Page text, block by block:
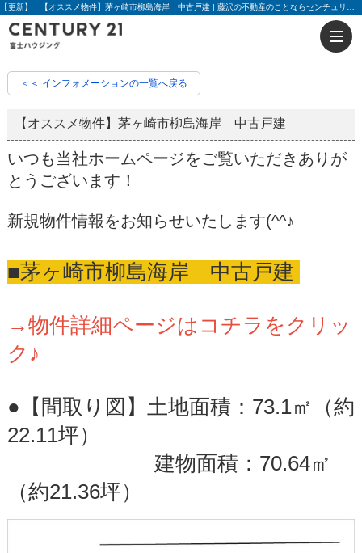
＜＜ インフォメーションの一覧へ戻る
【オススメ物件】茅ヶ崎市柳島海岸 中古戸建
いつも当社ホームページをご覧いただきありが
とうございます！
新規物件情報をお知らせいたします(^^♪
■茅ヶ崎市柳島海岸 中古戸建
→物件詳細ページはコチラをクリッ
ク♪
●【間取り図】土地面積：73.1㎡（約
22.11坪）
建物面積：70.64㎡
（約21.36坪）